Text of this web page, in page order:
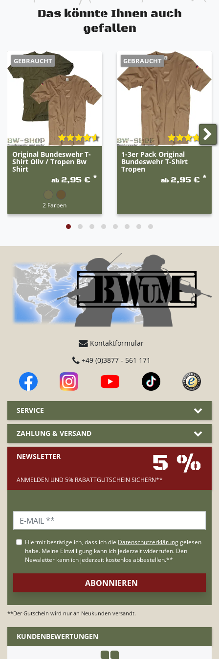
Eindringen von Sand und Kriechtieren wird
durch spezielle Nähte verhindert
extrem widerstandsfähig uns sehr robust
Das könnte Ihnen auch
gefallen
GEBRAUCHT
Original Bundeswehr T-
Shirt Oliv / Tropen Bw
Shirt
ab 2,95 € *
2 Farben
GEBRAUCHT
1-3er Pack Original
Bundeswehr T-Shirt
Tropen
ab 2,95 € *
Kontaktformular
+49 (0)3877 - 561 171
SERVICE
ZAHLUNG & VERSAND
NEWSLETTER 5 %
ANMELDEN UND 5% RABATTGUTSCHEIN SICHERN**
**Der Gutschein wird nur an Neukunden versandt.
KUNDENBEWERTUNGEN